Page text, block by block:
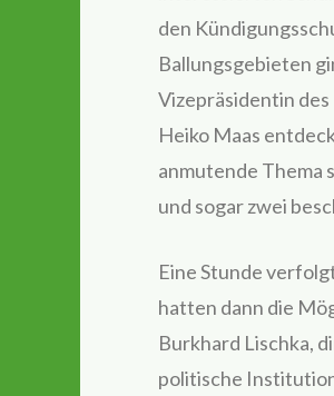
den
Ballungsgebieten
Vizepräsidentin
Heiko Maas
anmutende Thema
und sogar zwei
Eine Stunde
hatten dann die
Burkhard Lischka,
politische